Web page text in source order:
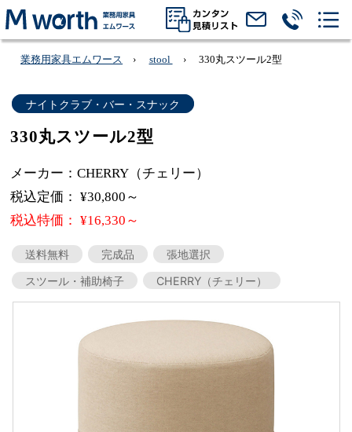
業務用家具エムワース stool 330丸スツール2型
ナイトクラブ・バー・スナック
330丸スツール2型
メーカー：CHERRY（チェリー）
税込定価： ¥30,800～
税込特価： ¥16,330～
送料無料 完成品
張地選択
スツール・補助椅子
CHERRY（チェリー）